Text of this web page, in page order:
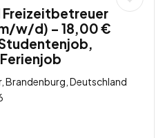
w/d) – 18,00 €
Brandenburg, Deutschland